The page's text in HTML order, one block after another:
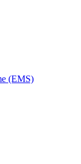
(EMS)